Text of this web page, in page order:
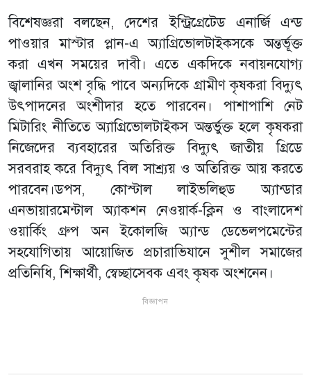
বিশেষজ্ঞরা বলছেন, দেশের ইন্ট্রিগ্রেটেড এনার্জি এন্ড
পাওয়ার মাস্টার প্লান-এ অ্যাগ্রিভোলটাইকসকে অন্তর্ভূক্ত
করা এখন সময়ের দাবী। এতে একদিকে নবায়নযোগ্য
জ্বালানির অংশ বৃদ্ধি পাবে অন্যদিকে গ্রামীণ কৃষকরা বিদ্যুৎ
উৎপাদনের অংশীদার হতে পারবেন। পাশাপাশি নেট
মিটারিং নীতিতে অ্যাগ্রিভোলটাইকস অন্তর্ভুক্ত হলে কৃষকরা
নিজেদের ব্যবহারের অতিরিক্ত বিদ্যুৎ জাতীয় গ্রিডে
সরবরাহ করে বিদ্যুৎ বিল সাশ্র্যয় ও অতিরিক্ত আয় করতে
পারবেন।ডপস, কোস্টাল লাইভলিহুড অ্যান্ডার
এনভায়ারমেন্টাল অ্যাকশন নেওয়ার্ক-ক্লিন ও বাংলাদেশ
ওয়ার্কিং গ্রুপ অন ইকোলজি অ্যান্ড ডেভেলপমেন্টের
সহযোগিতায় আয়োজিত প্রচারাভিযানে সুশীল সমাজের
প্রতিনিধি, শিক্ষার্থী, স্বেচ্ছাসেবক এবং কৃষক অংশনেন।
বিজ্ঞাপন